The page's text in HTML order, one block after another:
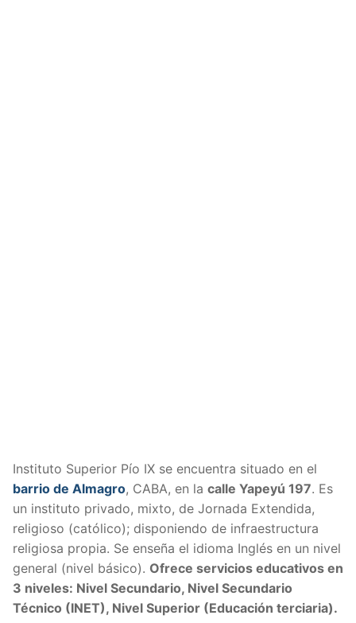
Instituto Superior Pío IX se encuentra situado en el
barrio de Almagro, CABA, en la calle Yapeyú 197. Es
un instituto privado, mixto, de Jornada Extendida,
religioso (católico); disponiendo de infraestructura
religiosa propia. Se enseña el idioma Inglés en un nivel
general (nivel básico). Ofrece servicios educativos en
3 niveles: Nivel Secundario, Nivel Secundario
Técnico (INET), Nivel Superior (Educación terciaria).